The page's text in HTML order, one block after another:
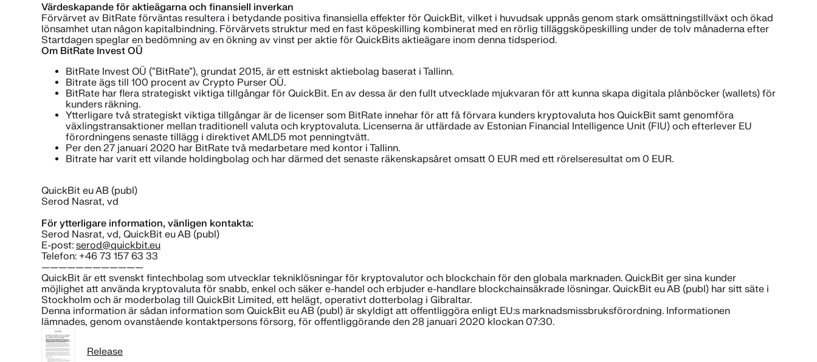
Värdeskapande för aktieägarna och finansiell inverkan
Förvärvet av BitRate förväntas resultera i betydande positiva finansiella effekter för QuickBit, vilket i huvudsak uppnås genom stark omsättningstillväxt och ökad
lönsamhet utan någon kapitalbindning. Förvärvets struktur med en fast köpeskilling kombinerat med en rörlig tilläggsköpeskilling under de tolv månaderna efter
Startdagen speglar en bedömning av en ökning av vinst per aktie för QuickBits aktieägare inom denna tidsperiod.
Om BitRate Invest OÜ
BitRate Invest OÜ (”BitRate”), grundat 2015, är ett estniskt aktiebolag baserat i Tallinn.
Bitrate ägs till 100 procent av Crypto Purser OÜ.
BitRate har flera strategiskt viktiga tillgångar för QuickBit. En av dessa är den fullt utvecklade mjukvaran för att kunna skapa digitala plånböcker (wallets) för
kunders räkning.
Ytterligare två strategiskt viktiga tillgångar är de licenser som BitRate innehar för att få förvara kunders kryptovaluta hos QuickBit samt genomföra
växlingstransaktioner mellan traditionell valuta och kryptovaluta. Licenserna är utfärdade av Estonian Financial Intelligence Unit (FIU) och efterlever EU
förordningens senaste tillägg i direktivet AMLD5 mot penningtvätt.
Per den 27 januari 2020 har BitRate två medarbetare med kontor i Tallinn.
Bitrate har varit ett vilande holdingbolag och har därmed det senaste räkenskapsåret omsatt 0 EUR med ett rörelseresultat om 0 EUR.
QuickBit eu AB (publ)
Serod Nasrat, vd
För ytterligare information, vänligen kontakta:
Serod Nasrat, vd, QuickBit eu AB (publ)
E-post: serod@quickbit.eu
Telefon: +46 73 157 63 33
————————————
QuickBit är ett svenskt fintechbolag som utvecklar tekniklösningar för kryptovalutor och blockchain för den globala marknaden. QuickBit ger sina kunder
möjlighet att använda kryptovaluta för snabb, enkel och säker e-handel och erbjuder e-handlare blockchainsäkrade lösningar. QuickBit eu AB (publ) har sitt säte i
Stockholm och är moderbolag till QuickBit Limited, ett helägt, operativt dotterbolag i Gibraltar.
Denna information är sådan information som QuickBit eu AB (publ) är skyldigt att offentliggöra enligt EU:s marknadsmissbruksförordning. Informationen
lämnades, genom ovanstående kontaktpersons försorg, för offentliggörande den 28 januari 2020 klockan 07:30.
Release